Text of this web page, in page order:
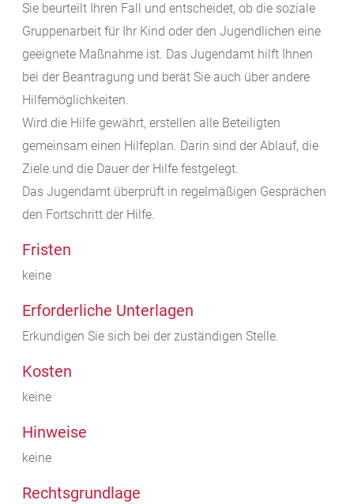
Sie beurteilt Ihren Fall und entscheidet, ob die soziale
Gruppenarbeit für Ihr Kind oder den Jugendlichen eine
geeignete Maßnahme ist. Das Jugendamt hilft Ihnen
bei der Beantragung und berät Sie auch über andere
Hilfemöglichkeiten.
Wird die Hilfe gewährt, erstellen alle Beteiligten
gemeinsam einen Hilfeplan. Darin sind der Ablauf, die
Ziele und die Dauer der Hilfe festgelegt.
Das Jugendamt überprüft in regelmäßigen Gesprächen
den Fortschritt der Hilfe.
Fristen
keine
Erforderliche Unterlagen
Erkundigen Sie sich bei der zuständigen Stelle.
Kosten
keine
Hinweise
keine
Rechtsgrundlage